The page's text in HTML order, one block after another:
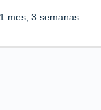
mes, 3 semanas